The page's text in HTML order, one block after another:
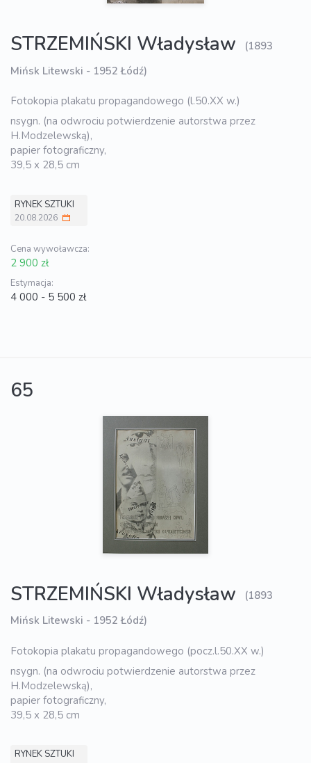
STRZEMIŃSKI Władysław
(1893
Mińsk Litewski - 1952 Łódź)
Fotokopia plakatu propagandowego (l.50.XX w.)
nsygn. (na odwrociu potwierdzenie autorstwa przez
H.Modzelewską),
papier fotograficzny,
39,5 x 28,5 cm
RYNEK SZTUKI
20.08.2026
Cena wywoławcza:
2 900 zł
Estymacja:
4 000 - 5 500 zł
65
STRZEMIŃSKI Władysław
(1893
Mińsk Litewski - 1952 Łódź)
Fotokopia plakatu propagandowego (pocz.l.50.XX w.)
nsygn. (na odwrociu potwierdzenie autorstwa przez
H.Modzelewską),
papier fotograficzny,
39,5 x 28,5 cm
RYNEK SZTUKI